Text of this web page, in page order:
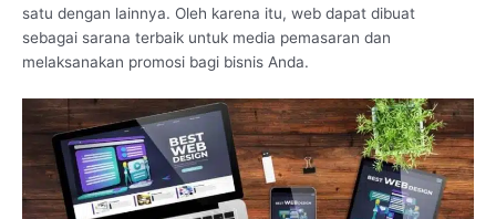
satu dengan lainnya. Oleh karena itu, web dapat dibuat
sebagai sarana terbaik untuk media pemasaran dan
melaksanakan promosi bagi bisnis Anda.